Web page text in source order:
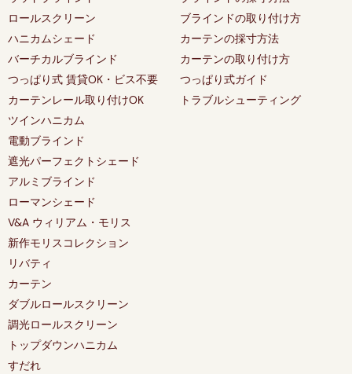
ロールスクリーン
ハニカムシェード
バーチカルブラインド
つっぱり式 賃貸OK・ビス不要
カーテンレール取り付けOK
ツインハニカム
電動ブラインド
遮光パーフェクトシェード
アルミブラインド
ローマンシェード
V&A ウィリアム・モリス
新作モリスコレクション
リバティ
カーテン
ダブルロールスクリーン
調光ロールスクリーン
トップダウンハニカム
すだれ
ブラインドの取り付け方
カーテンの採寸方法
カーテンの取り付け方
つっぱり式ガイド
トラブルシューティング